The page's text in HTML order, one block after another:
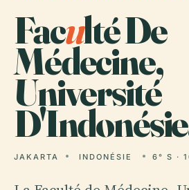
Faculté De
Médecine,
Université
JAKARTA INDONÉSIE 6° S ·